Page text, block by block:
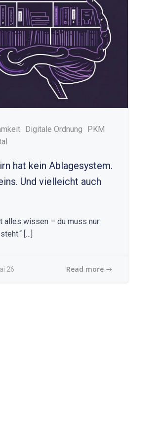
Digitale Ordnung
PKM
hat kein Ablagesystem.
Und vielleicht auch
alles wissen – du muss nur
[…]
26 Read more